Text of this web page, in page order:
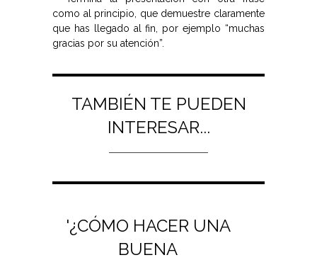
como al principio, que demuestre claramente
que has llegado al fin, por ejemplo “muchas
gracias por su atención”.
TAMBIÉN TE PUEDEN
INTERESAR...
'¿CÓMO HACER UNA
BUENA